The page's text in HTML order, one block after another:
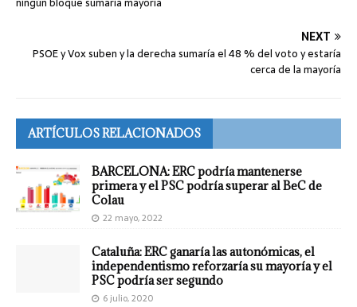
NEXT
PSOE y Vox suben y la derecha sumaría el 48 % del voto y estaría
cerca de la mayoría
ARTÍCULOS RELACIONADOS
BARCELONA: ERC podría mantenerse
primera y el PSC podría superar al BeC de
Colau
22 mayo, 2022
Cataluña: ERC ganaría las autonómicas, el
independentismo reforzaría su mayoría y el
PSC podría ser segundo
6 julio, 2020